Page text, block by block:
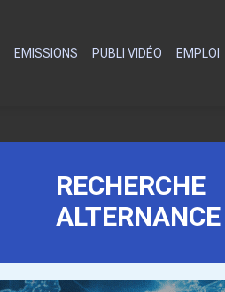
EMISSIONS PUBLI VIDÉO EMPLOI
RECHERCHE
ALTERNANCE